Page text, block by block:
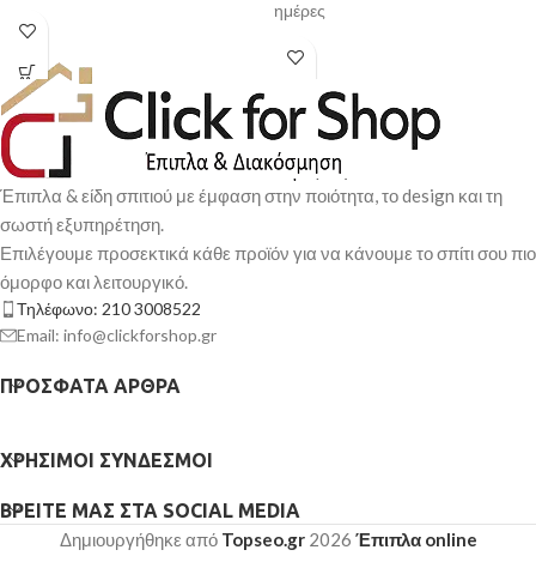
ημέρες
Έπιπλα & είδη σπιτιού με έμφαση στην ποιότητα, το design και τη
σωστή εξυπηρέτηση.
Επιλέγουμε προσεκτικά κάθε προϊόν για να κάνουμε το σπίτι σου πιο
όμορφο και λειτουργικό.
Τηλέφωνο: 210 3008522
Email: info@clickforshop.gr
ΠΡΌΣΦΑΤΑ ΆΡΘΡΑ
ΧΡΉΣΙΜΟΙ ΣΎΝΔΕΣΜΟΙ
ΒΡΕΊΤΕ ΜΑΣ ΣΤΑ SOCIAL MEDIA
Δημιουργήθηκε από Topseo.gr2026 Έπιπλα online